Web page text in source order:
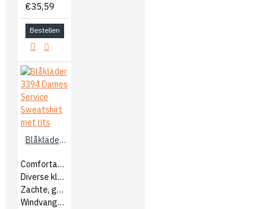
€35,59
Bestellen
Blåkläder 3394 Dames Service Sweatshirt met rits
Comfortabel Dames vest
Diverse kleurcombinaties
Zachte, geborstelde voering
Windvanger aan binnenzijde